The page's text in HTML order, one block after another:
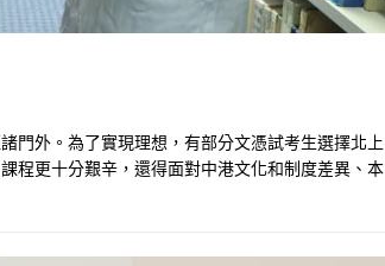
門外。為了實現理想，有部分文憑試考生選擇北上
程更十分艱辛，還得面對中港文化和制度差異、本